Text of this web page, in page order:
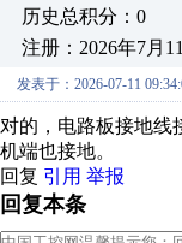
历史总积分：0
注册：2026年7月
发表于：2026-07-11
对的，电路板接地线
机端也接地。
回复 引用 举报
回复本条